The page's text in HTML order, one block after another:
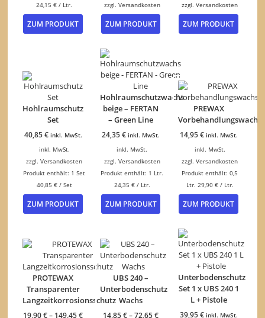
24,15€ / Ltr.
ZUM PRODUKT
zzgl. Versandkosten
ZUM PRODUKT
Dieses
Produkt
Varianten
auf.
Optionen
Produktseite
werden
zzgl.Versandkosten
ZUM PRODUKT
Dieses
auf
werden
Hohlraumschutz
Set
40,85€ inkl. MwSt.
inkl. MwSt.
zzgl.Versandkosten
Produkt enthält: 1Set
40,85 €/ Set
ZUM PRODUKT
Hohlraumschutzwachs
beige – FERTAN
– Green Line
24,35€ inkl. MwSt.
inkl. MwSt.
zzgl. Versandkosten
Produkt enthält: 1 Ltr.
24,35 €/ Ltr.
ZUM PRODUKT
PREWAX
Vorbehandlungswachs
14,95€ inkl. MwSt.
inkl. MwSt.
zzgl.Versandkosten
Produkt enthält: 0,5
Ltr. 29,90 €/ Ltr.
ZUM PRODUKT
PROTEWAX
Transparenter
Langzeitkorrosionsschutz
19,90€– 149,45€
UBS 240 –
Unterbodenschutz
Wachs
14,85€–72,65€
Unterbodenschutz
Set 1 x UBS 240 1
L + Pistole
39,95€ inkl. MwSt.